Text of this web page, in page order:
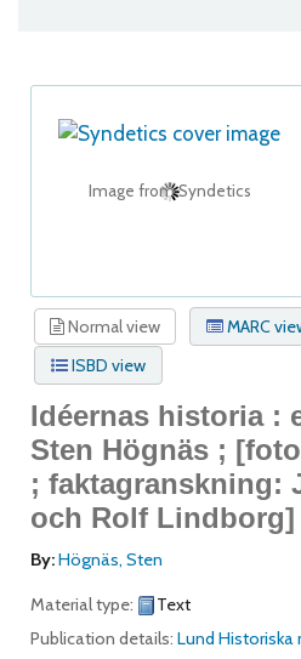
Image from Syndetics
Normal view
MARC
ISBD view
Idéernas historia :
Sten Högnäs ;
; faktagranskning:
och Rolf Lindborg]
By:Högnäs, Sten
Material type:
Text
Publication details: Lund Historiska